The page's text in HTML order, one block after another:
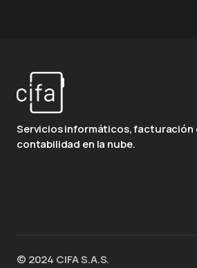
Servicios informáticos, facturación
contabilidad en la nube.
© 2024 CIFA S.A.S.